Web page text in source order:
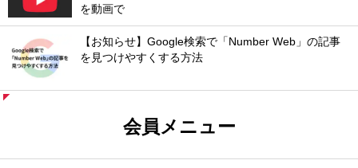
を動画で
【お知らせ】Google検索で「Number Web」の記事
を見つけやすくする方法
会員メニュー